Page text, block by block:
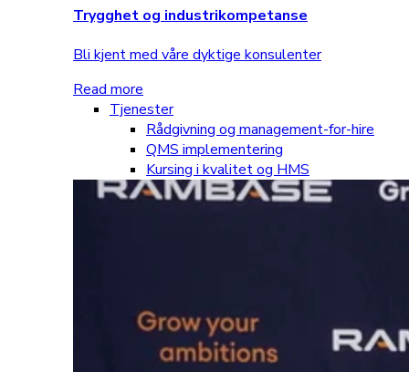
Trygghet og industrikompetanse
Bli kjent med våre dyktige konsulenter
Read more
Tjenester
Rådgivning og management-for-hire
QMS implementering
Kursing i kvalitet og HMS